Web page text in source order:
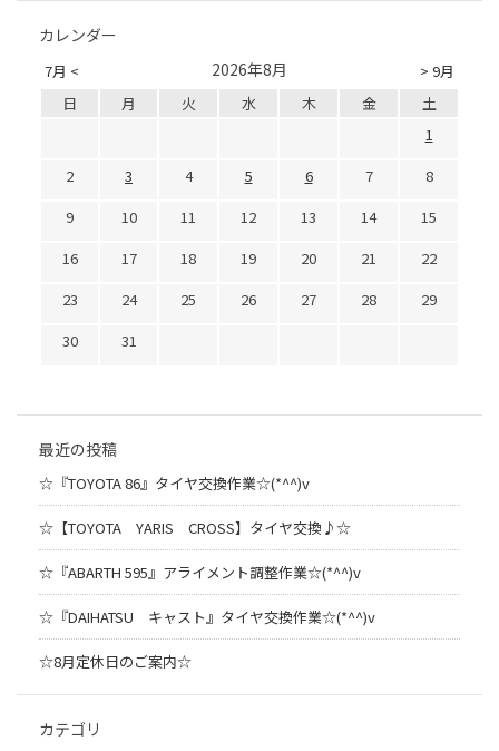
カレンダー
7月 < > 9月
2026年8月
日 月 火 水 木 金
土
1
2
3 4 5 6 7
8
9
10 11 12 13 14
15
16
17 18 19 20 21
22
23
24 25 26 27 28
29
30
31
最近の投稿
☆『TOYOTA 86』タイヤ交換作業☆(*^^)v
☆【TOYOTA YARIS CROSS】タイヤ交換♪☆
☆『ABARTH 595』アライメント調整作業☆(*^^)v
☆『DAIHATSU キャスト』タイヤ交換作業☆(*^^)v
☆8月定休日のご案内☆
カテゴリ